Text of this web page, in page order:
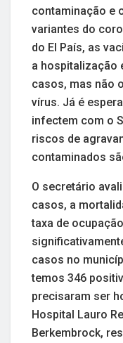
contaminação e
variantes do
do El País, as
a hospitalização
casos, mas não
vírus. Já é
infectem com o
riscos de
contaminados
O secretário
casos, a
taxa de
casos no
temos 346
precisaram ser
Hospital Lauro
Berkembrock,